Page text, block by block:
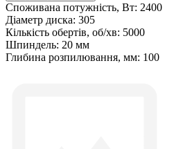
Споживана потужність, Вт: 2400
Діаметр диска: 305
Кількість обертів, об/хв: 5000
Шпиндель: 20 мм
Глибина розпилювання, мм: 100